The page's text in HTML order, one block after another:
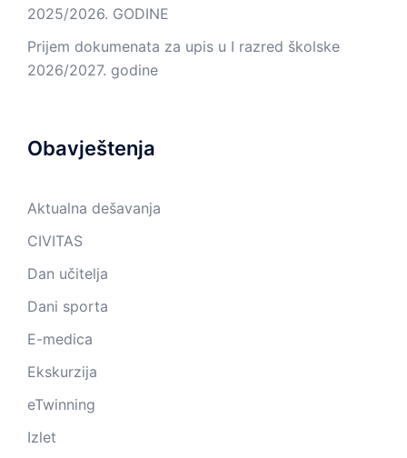
2025/2026. GODINE
Prijem dokumenata za upis u I razred školske
2026/2027. godine
Obavještenja
Aktualna dešavanja
CIVITAS
Dan učitelja
Dani sporta
E-medica
Ekskurzija
eTwinning
Izlet